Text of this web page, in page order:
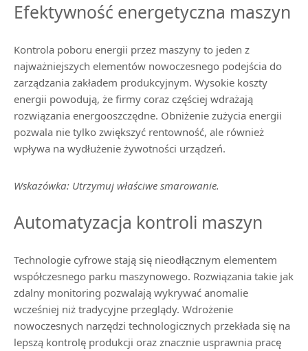
Efektywność energetyczna maszyn
Kontrola poboru energii przez maszyny to jeden z
najważniejszych elementów nowoczesnego podejścia do
zarządzania zakładem produkcyjnym. Wysokie koszty
energii powodują, że firmy coraz częściej wdrażają
rozwiązania energooszczędne. Obniżenie zużycia energii
pozwala nie tylko zwiększyć rentowność, ale również
wpływa na wydłużenie żywotności urządzeń.
Wskazówka: Utrzymuj właściwe smarowanie.
Automatyzacja kontroli maszyn
Technologie cyfrowe stają się nieodłącznym elementem
współczesnego parku maszynowego. Rozwiązania takie jak
zdalny monitoring pozwalają wykrywać anomalie
wcześniej niż tradycyjne przeglądy. Wdrożenie
nowoczesnych narzędzi technologicznych przekłada się na
lepszą kontrolę produkcji oraz znacznie usprawnia pracę